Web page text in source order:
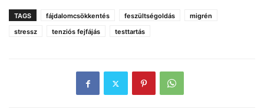
TAGS fájdalomcsökkentés feszültségoldás
migrén
stressz
tenziós fejfájás testtartás